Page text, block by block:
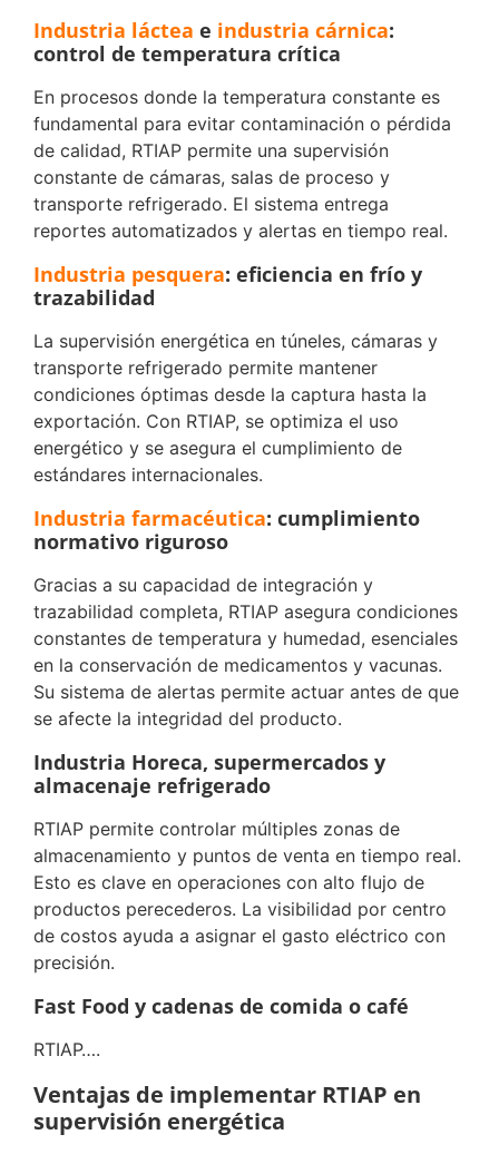
Industria láctea e industria cárnica:
control de temperatura crítica
En procesos donde la temperatura constante es
fundamental para evitar contaminación o pérdida
de calidad, RTIAP permite una supervisión
constante de cámaras, salas de proceso y
transporte refrigerado. El sistema entrega
reportes automatizados y alertas en tiempo real.
Industria pesquera: eficiencia en frío y
trazabilidad
La supervisión energética en túneles, cámaras y
transporte refrigerado permite mantener
condiciones óptimas desde la captura hasta la
exportación. Con RTIAP, se optimiza el uso
energético y se asegura el cumplimiento de
estándares internacionales.
Industria farmacéutica: cumplimiento
normativo riguroso
Gracias a su capacidad de integración y
trazabilidad completa, RTIAP asegura condiciones
constantes de temperatura y humedad, esenciales
en la conservación de medicamentos y vacunas.
Su sistema de alertas permite actuar antes de que
se afecte la integridad del producto.
Industria Horeca, supermercados y
almacenaje refrigerado
RTIAP permite controlar múltiples zonas de
almacenamiento y puntos de venta en tiempo real.
Esto es clave en operaciones con alto flujo de
productos perecederos. La visibilidad por centro
de costos ayuda a asignar el gasto eléctrico con
precisión.
Fast Food y cadenas de comida o café
RTIAP….
Ventajas de implementar RTIAP en
supervisión energética